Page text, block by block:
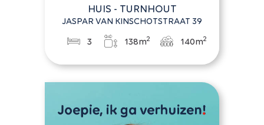
HUIS - TURNHOUT
JASPAR VAN KINSCHOTSTRAAT 39
3 138m2 140m2